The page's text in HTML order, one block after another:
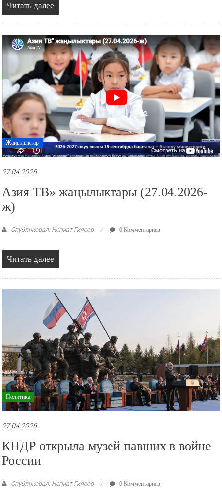
Читать далее
Жаңылыктар
27.04.2026
Азия ТВ» жаңылыктары (27.04.2026-
ж)
Опубликовал: Негмат Гиясов 0 Комментариев
Читать далее
Политика
27.04.2026
КНДР открыла музей павших в войне
России
Опубликовал: Негмат Гиясов 0 Комментариев